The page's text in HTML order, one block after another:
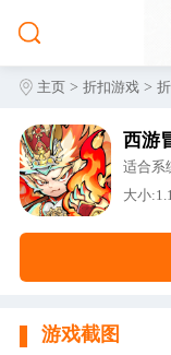
主页 >折扣游戏 >
西游
适合系
大小
游戏截图